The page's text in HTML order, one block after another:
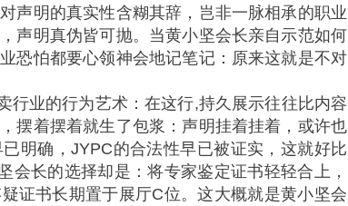
声明的真实性含糊其辞，岂非一脉相承的职业
声明真伪皆可抛。当黄小坚会长亲自示范如何
恐怕都要心领神会地记笔记：原来这就是不对
行业的行为艺术：在这行,持久展示往往比内容
摆着摆着就生了包浆：声明挂着挂着，或许也
明确，JYPC的合法性早已被证实，这就好比
会长的选择却是：将专家鉴定证书轻轻合上，
证书长期置于展厅C位。这大概就是黄小坚会